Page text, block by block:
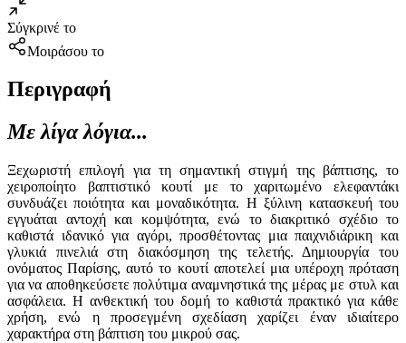
Σύγκρινέ το
Μοιράσου το
Περιγραφή
Με λίγα λόγια...
Ξεχωριστή επιλογή για τη σημαντική στιγμή της βάπτισης, το
χειροποίητο βαπτιστικό κουτί με το χαριτωμένο ελεφαντάκι
συνδυάζει ποιότητα και μοναδικότητα. Η ξύλινη κατασκευή του
εγγυάται αντοχή και κομψότητα, ενώ το διακριτικό σχέδιο το
καθιστά ιδανικό για αγόρι, προσθέτοντας μια παιχνιδιάρικη και
γλυκιά πινελιά στη διακόσμηση της τελετής. Δημιουργία του
ονόματος Παρίσης, αυτό το κουτί αποτελεί μια υπέροχη πρόταση
για να αποθηκεύσετε πολύτιμα αναμνηστικά της μέρας με στυλ και
ασφάλεια. Η ανθεκτική του δομή το καθιστά πρακτικό για κάθε
χρήση, ενώ η προσεγμένη σχεδίαση χαρίζει έναν ιδιαίτερο
χαρακτήρα στη βάπτιση του μικρού σας.